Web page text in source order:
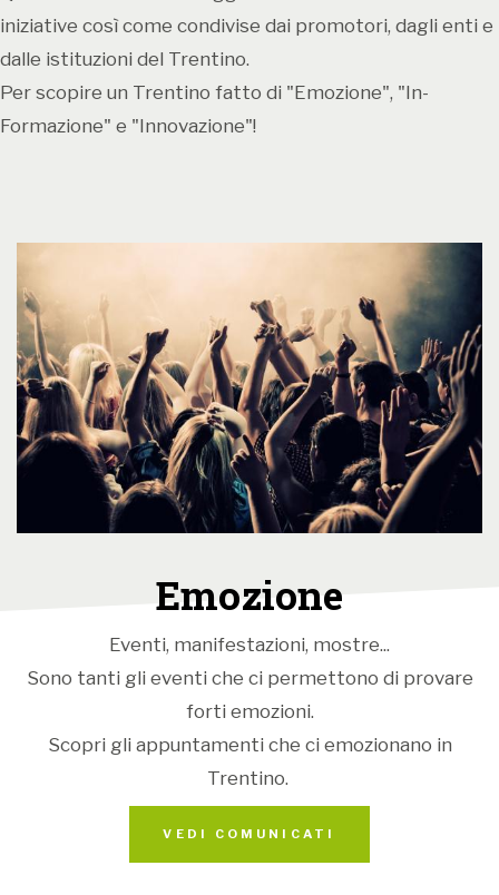
Comune di Sfruz, dalla Pro Loco di Sfruz, dall’APT Val
di Non in collaborazione con Alessia de Falco e
e fondatori di portalebambini.it, il principale blog
I promotori dell’iniziativa. “Crediamo – affermano
Matteo Princivalle e Alessia de Falco - che per
costruire una società migliore si debba partire dai
bambini. Offrire ai più piccoli forme
d’intrattenimento divertenti e al tempo stesso
stimolanti sul piano culturale è la vera sfida dei
nostri tempi. Un intrattenimento - a differenza di
altri, ben più diffusi e pubblicizzati - che non sia
per la costruzione di una comunità coesa, capace di
iniziative così come condivise dai promotori, dagli enti e
dalle istituzioni del Trentino.
Per scopire un Trentino fatto di "Emozione", "In-
Formazione" e "Innovazione"!
Emozione
Eventi, manifestazioni, mostre...
Sono tanti gli eventi che ci permettono di provare
forti emozioni.
Scopri gli appuntamenti che ci emozionano in
Trentino.
VEDI COMUNICATI